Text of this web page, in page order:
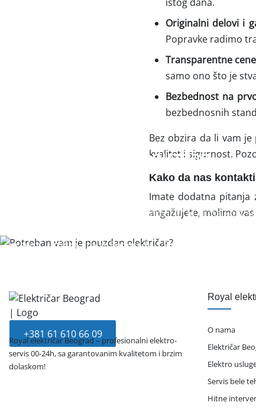
Originalni delovi i
Popravke radimo
Transparentne cene
samo ono što je
Bezbednost na
bezbednosnih
Bez obzira da li vam
kvalitet i sigurnost.
Kako da nas
Imate dodatna pitanja
angažujete, molimo
Potreban vam je pouzdan
Na pravom ste mestu. Royal električar je firma koja se
pravna i fizička lica u Beogradu i Srbiji. Dostupni smo
Pozovite nas odmah, zašto čekate ako je hitno?
+381 61 610 66 09
Royal električar Beograd – profesionalni elektro-
servis 00-24h, sa garantovanim kvalitetom i brzim
dolaskom!
Royal
O nama
Električar
Elektro
Servis bele
Hitne